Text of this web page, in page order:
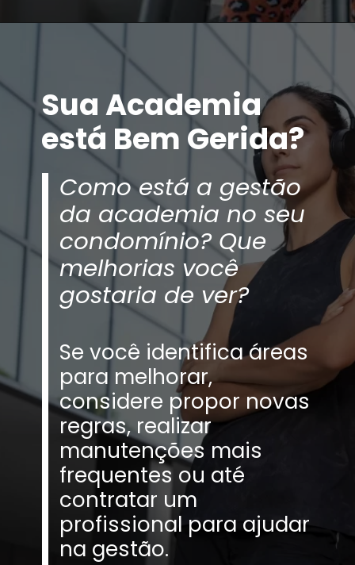
Sua Academia
está Bem Gerida?
Como está a gestão
da academia no seu
condomínio? Que
melhorias você
gostaria de ver?
Se você identifica áreas
para melhorar,
considere propor novas
regras, realizar
manutenções mais
frequentes ou até
contratar um
profissional para ajudar
na gestão.